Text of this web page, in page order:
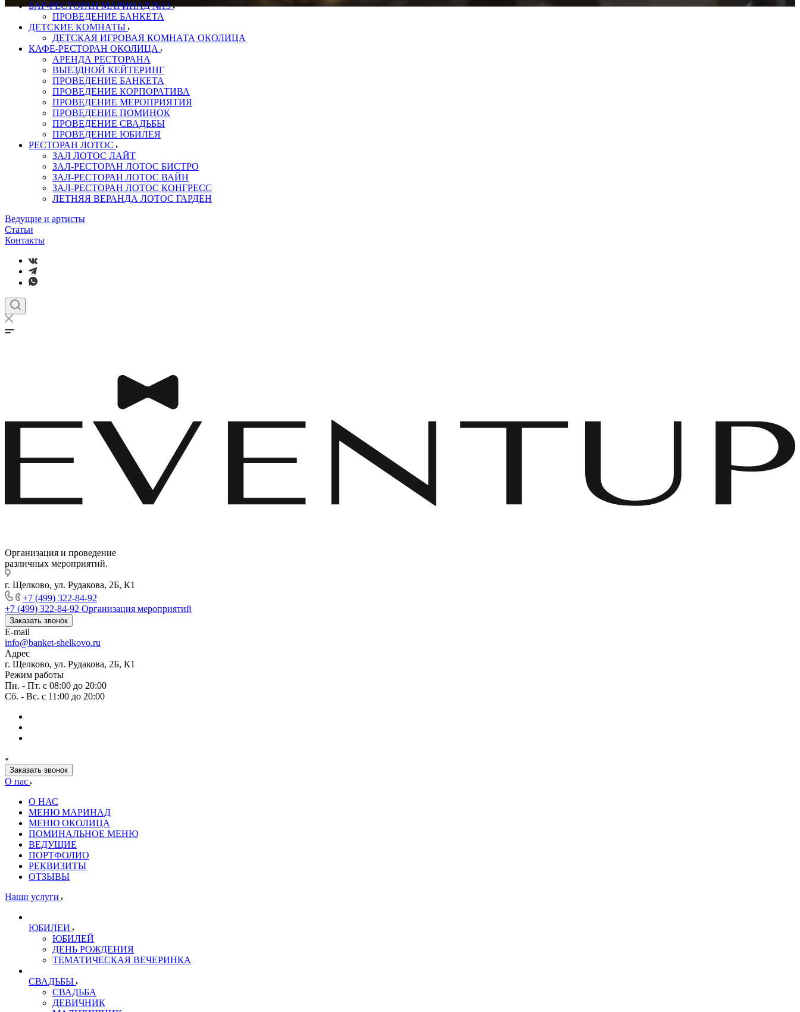
БАР-РЕСТОРАН МАРИНАД №13
ПРОВЕДЕНИЕ БАНКЕТА
ДЕТСКИЕ КОМНАТЫ
ДЕТСКАЯ ИГРОВАЯ КОМНАТА ОКОЛИЦА
КАФЕ-РЕСТОРАН ОКОЛИЦА
АРЕНДА РЕСТОРАНА
ВЫЕЗДНОЙ КЕЙТЕРИНГ
ПРОВЕДЕНИЕ БАНКЕТА
ПРОВЕДЕНИЕ КОРПОРАТИВА
ПРОВЕДЕНИЕ МЕРОПРИЯТИЯ
ПРОВЕДЕНИЕ ПОМИНОК
ПРОВЕДЕНИЕ СВАДЬБЫ
ПРОВЕДЕНИЕ ЮБИЛЕЯ
РЕСТОРАН ЛОТОС
ЗАЛ ЛОТОС ЛАЙТ
ЗАЛ-РЕСТОРАН ЛОТОС БИСТРО
ЗАЛ-РЕСТОРАН ЛОТОС ВАЙН
ЗАЛ-РЕСТОРАН ЛОТОС КОНГРЕСС
ЛЕТНЯЯ ВЕРАНДА ЛОТОС ГАРДЕН
Ведущие и артисты
Статьи
Контакты
Организация и проведение
различных мероприятий.
г. Щелково, ул. Рудакова, 2Б, К1
+7 (499) 322-84-92
+7 (499) 322-84-92 Организация мероприятий
Заказать звонок
E-mail
info@banket-shelkovo.ru
Адрес
г. Щелково, ул. Рудакова, 2Б, К1
Режим работы
Пн. - Пт. с 08:00 до 20:00
Сб. - Вс. с 11:00 до 20:00
Заказать звонок
О нас
О НАС
МЕНЮ МАРИНАД
МЕНЮ ОКОЛИЦА
ПОМИНАЛЬНОЕ МЕНЮ
ВЕДУЩИЕ
ПОРТФОЛИО
РЕКВИЗИТЫ
ОТЗЫВЫ
Наши услуги
ЮБИЛЕИ
ЮБИЛЕЙ
ДЕНЬ РОЖДЕНИЯ
ТЕМАТИЧЕСКАЯ ВЕЧЕРИНКА
СВАДЬБЫ
СВАДЬБА
ДЕВИЧНИК